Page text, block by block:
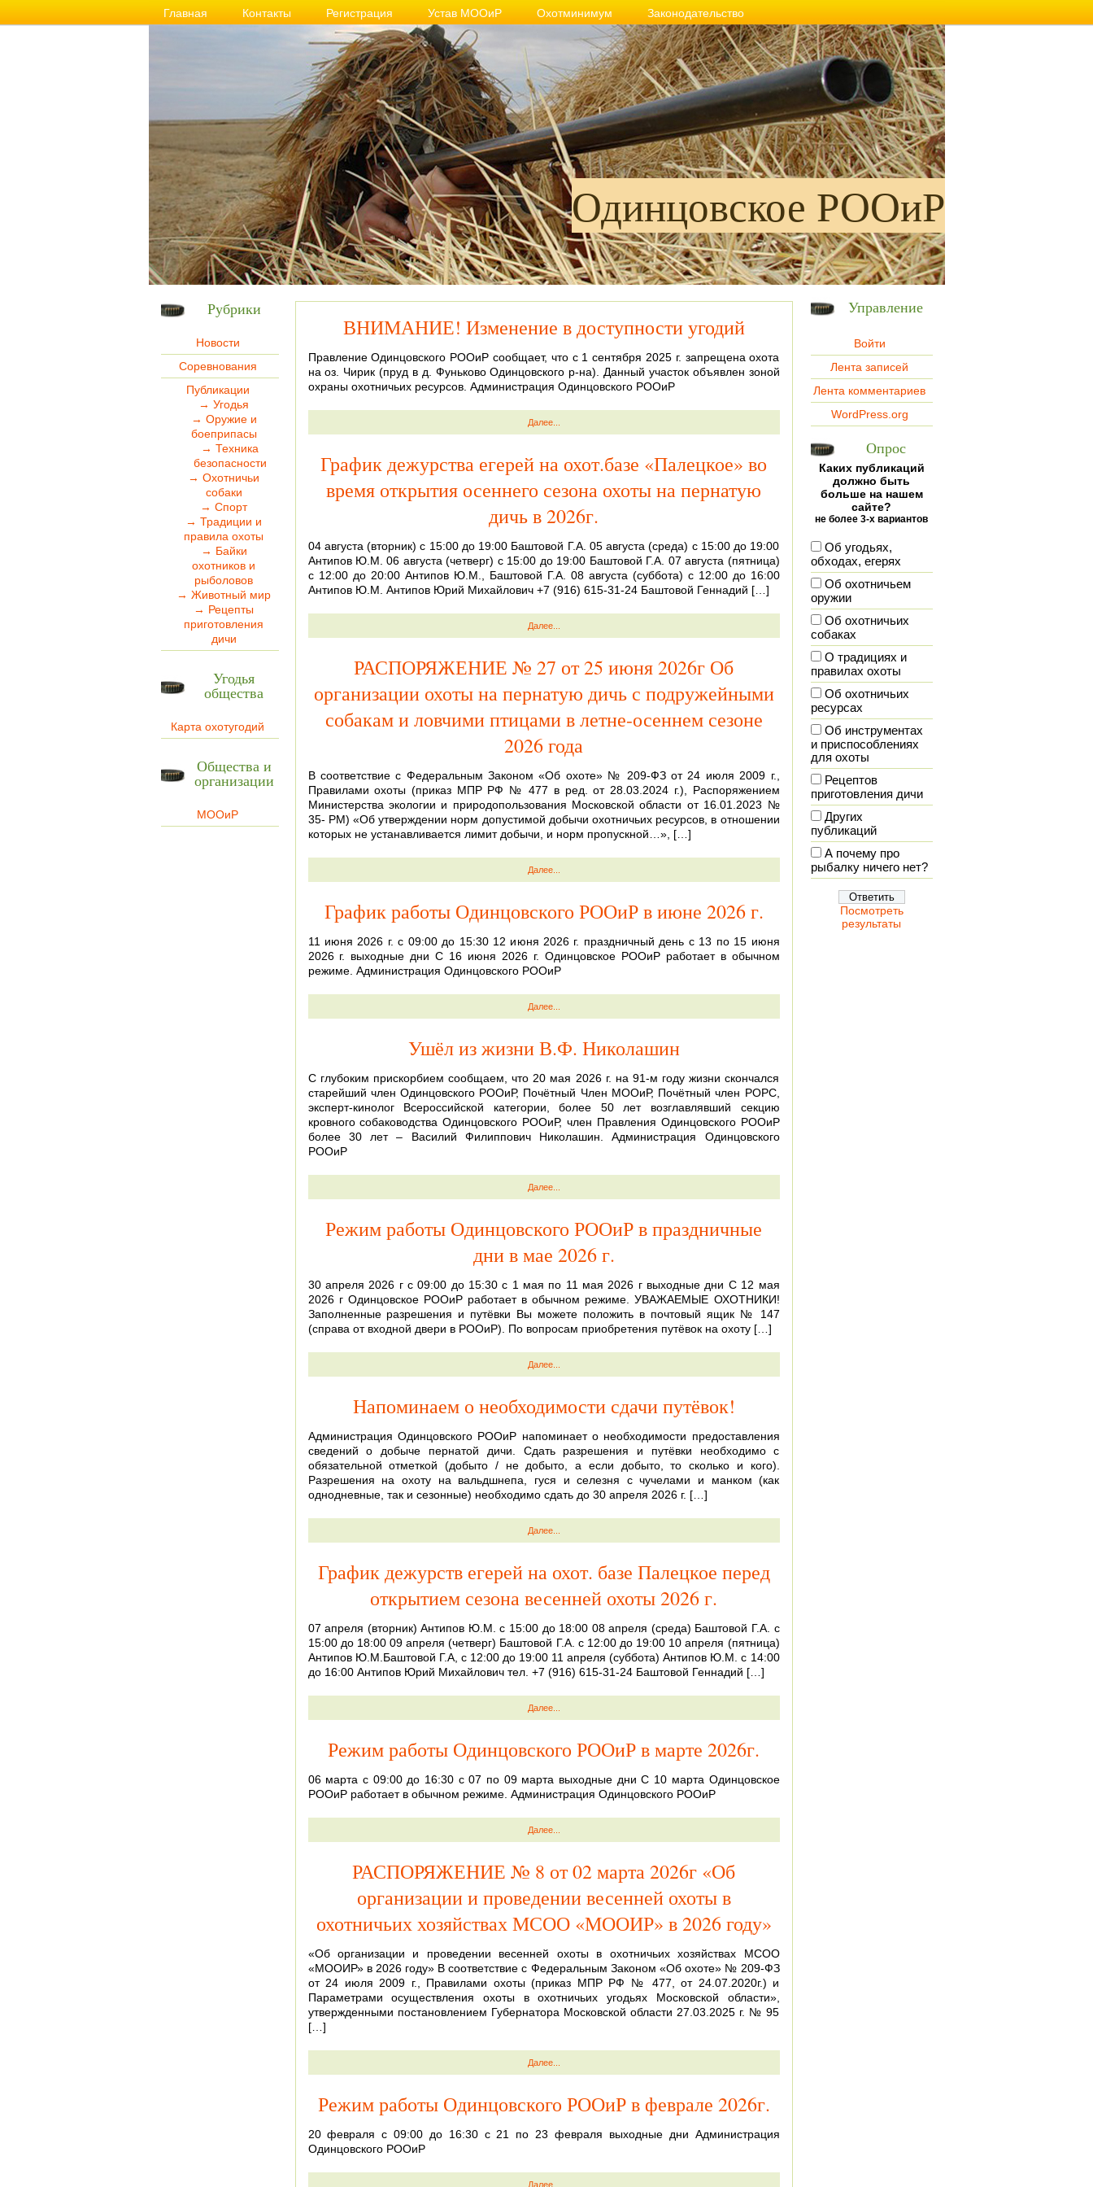
Главная Контакты Регистрация Устав МООиР Охотминимум Законодательство
Одинцовское РООиР
Рубрики
Новости
Соревнования
Публикации
→ Угодья
→ Оружие и
боеприпасы
→ Техника
безопасности
→ Охотничьи
собаки
→ Спорт
→ Традиции и
правила охоты
→ Байки
охотников и
рыболовов
→ Животный мир
→ Рецепты
приготовления
дичи
Угодья
общества
Карта охотугодий
Общества и
организации
МООиР
ВНИМАНИЕ! Изменение в доступности угодий
Правление Одинцовского РООиР сообщает, что с 1 сентября 2025 г. запрещена охота
на оз. Чирик (пруд в д. Фуньково Одинцовского р-на). Данный участок объявлен зоной
охраны охотничьих ресурсов. Администрация Одинцовского РООиР
Далее...
График дежурства егерей на охот.базе «Палецкое» во
время открытия осеннего сезона охоты на пернатую
дичь в 2026г.
04 августа (вторник) с 15:00 до 19:00 Баштовой Г.А. 05 августа (среда) с 15:00 до 19:00
Антипов Ю.М. 06 августа (четверг) с 15:00 до 19:00 Баштовой Г.А. 07 августа (пятница)
с 12:00 до 20:00 Антипов Ю.М., Баштовой Г.А. 08 августа (суббота) с 12:00 до 16:00
Антипов Ю.М. Антипов Юрий Михайлович +7 (916) 615-31-24 Баштовой Геннадий […]
Далее...
РАСПОРЯЖЕНИЕ № 27 от 25 июня 2026г Об
организации охоты на пернатую дичь с подружейными
собакам и ловчими птицами в летне-осеннем сезоне
2026 года
В соответствие с Федеральным Законом «Об охоте» № 209-ФЗ от 24 июля 2009 г.,
Правилами охоты (приказ МПР РФ № 477 в ред. от 28.03.2024 г.), Распоряжением
Министерства экологии и природопользования Московской области от 16.01.2023 №
35- РМ) «Об утверждении норм допустимой добычи охотничьих ресурсов, в отношении
которых не устанавливается лимит добычи, и норм пропускной…», […]
Далее...
График работы Одинцовского РООиР в июне 2026 г.
11 июня 2026 г. с 09:00 до 15:30 12 июня 2026 г. праздничный день с 13 по 15 июня
2026 г. выходные дни С 16 июня 2026 г. Одинцовское РООиР работает в обычном
режиме. Администрация Одинцовского РООиР
Далее...
Ушёл из жизни В.Ф. Николашин
С глубоким прискорбием сообщаем, что 20 мая 2026 г. на 91-м году жизни скончался
старейший член Одинцовского РООиР, Почётный Член МООиР, Почётный член РОРС,
эксперт-кинолог Всероссийской категории, более 50 лет возглавлявший секцию
кровного собаководства Одинцовского РООиР, член Правления Одинцовского РООиР
более 30 лет – Василий Филиппович Николашин. Администрация Одинцовского
РООиР
Далее...
Режим работы Одинцовского РООиР в праздничные
дни в мае 2026 г.
30 апреля 2026 г с 09:00 до 15:30 с 1 мая по 11 мая 2026 г выходные дни С 12 мая
2026 г Одинцовское РООиР работает в обычном режиме. УВАЖАЕМЫЕ ОХОТНИКИ!
Заполненные разрешения и путёвки Вы можете положить в почтовый ящик № 147
(справа от входной двери в РООиР). По вопросам приобретения путёвок на охоту […]
Далее...
Напоминаем о необходимости сдачи путёвок!
Администрация Одинцовского РООиР напоминает о необходимости предоставления
сведений о добыче пернатой дичи. Сдать разрешения и путёвки необходимо с
обязательной отметкой (добыто / не добыто, а если добыто, то сколько и кого).
Разрешения на охоту на вальдшнепа, гуся и селезня с чучелами и манком (как
однодневные, так и сезонные) необходимо сдать до 30 апреля 2026 г. […]
Далее...
График дежурств егерей на охот. базе Палецкое перед
открытием сезона весенней охоты 2026 г.
07 апреля (вторник) Антипов Ю.М. с 15:00 до 18:00 08 апреля (среда) Баштовой Г.А. с
15:00 до 18:00 09 апреля (четверг) Баштовой Г.А. с 12:00 до 19:00 10 апреля (пятница)
Антипов Ю.М.Баштовой Г.А, с 12:00 до 19:00 11 апреля (суббота) Антипов Ю.М. с 14:00
до 16:00 Антипов Юрий Михайлович тел. +7 (916) 615-31-24 Баштовой Геннадий […]
Далее...
Режим работы Одинцовского РООиР в марте 2026г.
06 марта с 09:00 до 16:30 с 07 по 09 марта выходные дни С 10 марта Одинцовское
РООиР работает в обычном режиме. Администрация Одинцовского РООиР
Далее...
РАСПОРЯЖЕНИЕ № 8 от 02 марта 2026г «Об
организации и проведении весенней охоты в
охотничьих хозяйствах МСОО «МООИР» в 2026 году»
«Об организации и проведении весенней охоты в охотничьих хозяйствах МСОО
«МООИР» в 2026 году» В соответствие с Федеральным Законом «Об охоте» № 209-ФЗ
от 24 июля 2009 г., Правилами охоты (приказ МПР РФ № 477, от 24.07.2020г.) и
Параметрами осуществления охоты в охотничьих угодьях Московской области»,
утвержденными постановлением Губернатора Московской области 27.03.2025 г. № 95
[…]
Далее...
Режим работы Одинцовского РООиР в феврале 2026г.
20 февраля с 09:00 до 16:30 с 21 по 23 февраля выходные дни Администрация
Одинцовского РООиР
Далее...
Управление
Войти
Лента записей
Лента комментариев
WordPress.org
Опрос
Каких публикаций
должно быть
больше на нашем
сайте?
не более 3-х вариантов
Об угодьях,
обходах, егерях
Об охотничьем
оружии
Об охотничьих
собаках
О традициях и
правилах охоты
Об охотничьих
ресурсах
Об инструментах
и приспособлениях
для охоты
Рецептов
приготовления дичи
Других
публикаций
А почему про
рыбалку ничего нет?
Посмотреть
результаты